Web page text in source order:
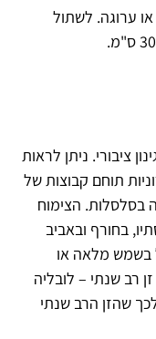
ערוגה. לשתול
ציבורי. ניתן לראות
תוחם קבוצות של
בסלסלות. הצימוח
פורח בסתיו, בחורף ובאביב
בשמש מלאה או
ס"מ. קיים גם זן רב שנתי – לובליה
שהזן הרב שנתי